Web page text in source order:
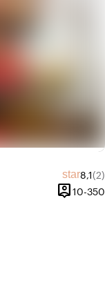
starNote
8,1(2)
person_pin
Capacité
10-350